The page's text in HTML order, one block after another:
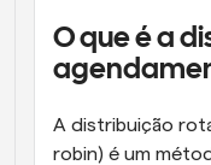
O que é a
A distribuição
robin) é um